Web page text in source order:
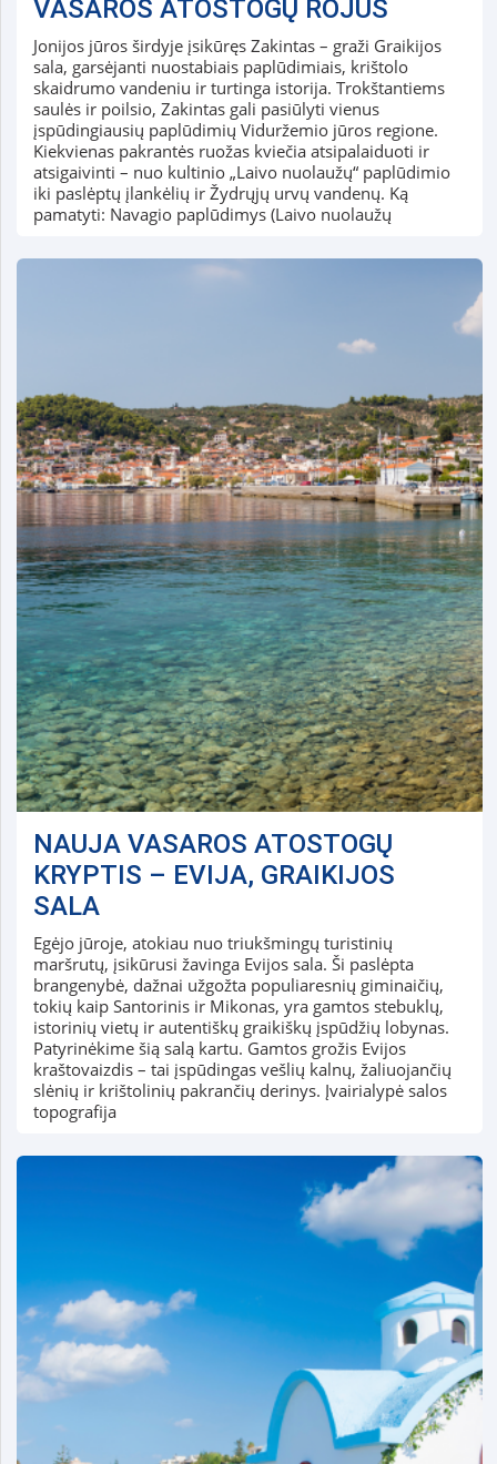
VASAROS ATOSTOGŲ ROJUS
Jonijos jūros širdyje įsikūręs Zakintas – graži Graikijos
sala, garsėjanti nuostabiais paplūdimiais, krištolo
skaidrumo vandeniu ir turtinga istorija. Trokštantiems
saulės ir poilsio, Zakintas gali pasiūlyti vienus
įspūdingiausių paplūdimių Viduržemio jūros regione.
Kiekvienas pakrantės ruožas kviečia atsipalaiduoti ir
atsigaivinti – nuo kultinio „Laivo nuolaužų“ paplūdimio
iki paslėptų įlankėlių ir Žydrųjų urvų vandenų. Ką
pamatyti: Navagio paplūdimys (Laivo nuolaužų
NAUJA VASAROS ATOSTOGŲ
KRYPTIS – EVIJA, GRAIKIJOS
SALA
Egėjo jūroje, atokiau nuo triukšmingų turistinių
maršrutų, įsikūrusi žavinga Evijos sala. Ši paslėpta
brangenybė, dažnai užgožta populiaresnių giminaičių,
tokių kaip Santorinis ir Mikonas, yra gamtos stebuklų,
istorinių vietų ir autentiškų graikiškų įspūdžių lobynas.
Patyrinėkime šią salą kartu. Gamtos grožis Evijos
kraštovaizdis – tai įspūdingas vešlių kalnų, žaliuojančių
slėnių ir krištolinių pakrančių derinys. Įvairialypė salos
topografija